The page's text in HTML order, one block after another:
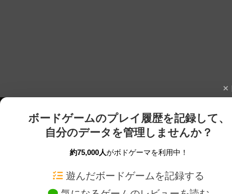
ボードゲームのプレイ履歴を記録して、
自分のデータを管理しませんか？
約75,000人がボドゲーマを利用中！
遊んだボードゲームを記録する